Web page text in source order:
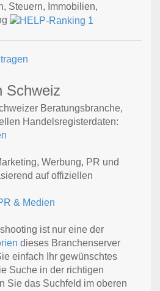
Steuern, Immobilien,
Schweiz
Beratungsbranche,
Handelsregisterdaten:
Werbung, PR und
auf offiziellen
& Medien
ist nur eine der
dieses Branchenserver
einfach Ihr gewünschtes
Suche in der richtigen
Sie das Suchfeld im oberen